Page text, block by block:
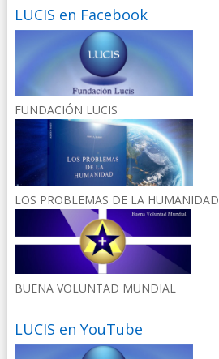
LUCIS en Facebook
FUNDACIÓN LUCIS
LOS PROBLEMAS DE LA HUMANIDAD
BUENA VOLUNTAD MUNDIAL
LUCIS en YouTube